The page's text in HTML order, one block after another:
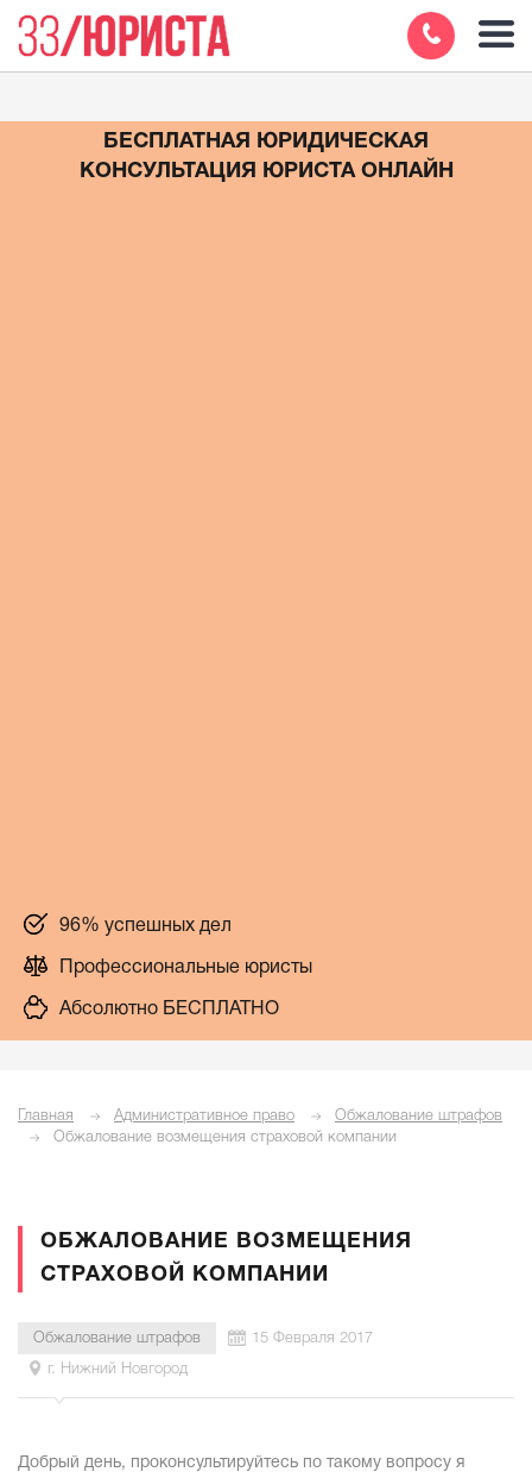
БЕСПЛАТНАЯ ЮРИДИЧЕСКАЯ
КОНСУЛЬТАЦИЯ ЮРИСТА ОНЛАЙН
96% успешных дел
Профессиональные юристы
Абсолютно БЕСПЛАТНО
Главная Административное право
Обжалование штрафов
Обжалование возмещения страховой компании
ОБЖАЛОВАНИЕ ВОЗМЕЩЕНИЯ
СТРАХОВОЙ КОМПАНИИ
Обжалование штрафов 15 Февраля 2017
г. Нижний Новгород
Добрый день, проконсультируйтесь по такому вопросу я